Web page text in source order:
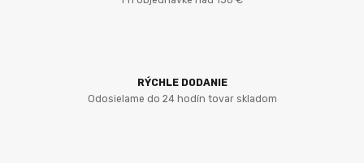
RÝCHLE DODANIE
Odosielame do 24 hodín tovar skladom